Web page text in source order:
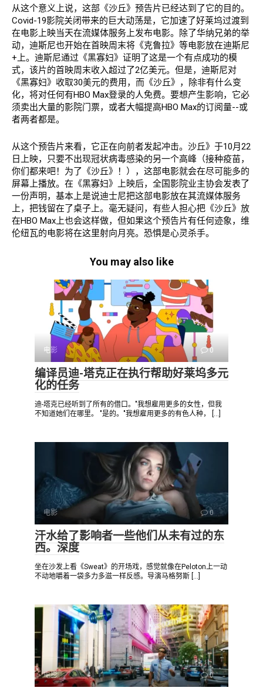
从这个意义上说，这部《沙丘》预告片已经达到了它的目的。
Covid-19影院关闭带来的巨大动荡是，它加速了好莱坞过渡到
在电影上映当天在流媒体服务上发布电影。除了华纳兄弟的举
动，迪斯尼也开始在首映周末将《克鲁拉》等电影放在迪斯尼
+上。迪斯尼通过《黑寡妇》证明了这是一个有点成功的模
式，该片的首映周末收入超过了2亿美元。但是，迪斯尼对
《黑寡妇》收取30美元的费用，而《沙丘》，除非有什么变
化，将对任何有HBO Max登录的人免费。要想产生影响，它必
须卖出大量的影院门票，或者大幅提高HBO Max的订阅量--或
者两者都是。
从这个预告片来看，它正在向前者发起冲击。沙丘》于10月22
日上映，只要不出现冠状病毒感染的另一个高峰（接种疫苗，
你们都来吧！为了《沙丘》！），这部电影就会在尽可能多的
屏幕上播放。在《黑寡妇》上映后，全国影院业主协会发表了
一份声明，基本上是说迪士尼把这部电影放在其流媒体服务
上，把钱留在了桌子上。毫无疑问，有些人担心把《沙丘》放
在HBO Max上也会这样做，但如果这个预告片有任何迹象，维
伦纽瓦的电影将在这里射向月亮。恐惧是心灵杀手。
You may also like
电影 0
编译员迪-塔克正在执行帮助好莱坞多元
化的任务
迪-塔克已经听到了所有的借口。"我想雇用更多的女性，但我
不知道她们在哪里。 "是的。"我想雇用更多的有色人种， […]
电影 0
汗水给了影响者一些他们从未有过的东
西。深度
坐在沙发上看《Sweat》的开场戏，感觉就像在Peloton上一动
不动地嚼着一袋多力多滋一样反感。导演马格努斯 […]
电影 0